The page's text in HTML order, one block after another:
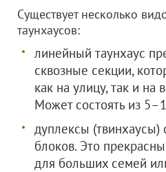
Существует несколько
таунхаусов:
линейный таунхаус
сквозные секции,
как на улицу, так и на
Может состоять из
дуплексы (твинхаусы)
блоков. Это
для больших семей